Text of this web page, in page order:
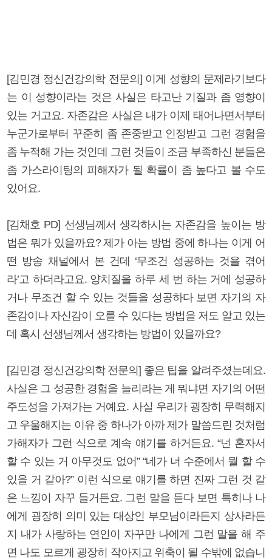
[김민경 정신건강의학 전문의] 이게 성향의 문제라기보다
는 이 성향이라는 것은 사실은 타고난 기질과 좀 영향이
있는 거고요. 자존감은 사실은 내가 이제 태어나면서부터
누군가로부터 꾸준히 좀 존중받고 인정받고 그런 경험을
좀 누적해 가는 것인데 그런 것들이 조금 부족하신 분들은
좀 가스라이팅의 피해자가 될 확률이 좀 높다고 볼 수도
있어요.
[김채호 PD] 선생님께서 생각하시는 자존감을 높이는 방
법은 뭐가 있을까요? 제가 아는 방법 중에 하나는 이게 어
떤 방송 채널에서 본 건데 ‘무조건 성공하는 것을 겪어
라’고 하더라고요. 양치질을 하루 세 번 하는 거에 성공하
거나 무조건 할 수 있는 것들을 성공하다 보면 자기의 자
존감이나 자신감이 오를 수 있다는 방법을 저도 알고 있는
데 혹시 선생님께서 생각하는 방법이 있을까요?
[김민경 정신건강의학 전문의] 좋은 팁을 알려주셨는데요.
사실은 그 성공한 경험을 늘리라는 게 뭐냐면 자기의 어떤
주도성을 가져가는 거예요. 사실 우리가 굉장히 무력해지
고 우울해지는 이유 중 하나가 아까 제가 말씀드린 것처럼
가해자가 그런 식으로 계속 얘기를 하거든요. “넌 혼자서
할 수 있는 거 아무것도 없어” “네가 너 수준에서 뭘 할 수
있을 거 같아?” 이런 식으로 얘기를 하면 진짜 그런 것 같
은 느낌이 자꾸 들거든요. 그런 말을 듣다 보면 특히나 나
에게 굉장히 의미 있는 대상인 부모님이라든지 상사라든
지 내가 사랑하는 연인이 자꾸만 나에게 그런 말을 해 주
면 나도 모르게 굉장히 작아지고 위축이 될 수밖에 없습니